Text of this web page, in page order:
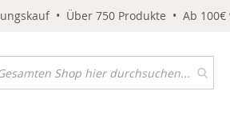
• Über 750 Produkte • Ab